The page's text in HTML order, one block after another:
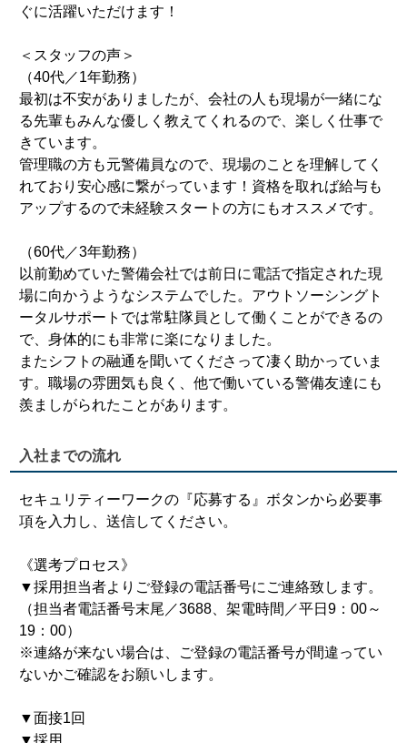
ぐに活躍いただけます！
＜スタッフの声＞
（40代／1年勤務）
最初は不安がありましたが、会社の人も現場が一緒にな
る先輩もみんな優しく教えてくれるので、楽しく仕事で
きています。
管理職の方も元警備員なので、現場のことを理解してく
れており安心感に繋がっています！資格を取れば給与も
アップするので未経験スタートの方にもオススメです。
（60代／3年勤務）
以前勤めていた警備会社では前日に電話で指定された現
場に向かうようなシステムでした。アウトソーシングト
ータルサポートでは常駐隊員として働くことができるの
で、身体的にも非常に楽になりました。
またシフトの融通を聞いてくださって凄く助かっていま
す。職場の雰囲気も良く、他で働いている警備友達にも
羨ましがられたことがあります。
入社までの流れ
セキュリティーワークの『応募する』ボタンから必要事
項を入力し、送信してください。
《選考プロセス》
▼採用担当者よりご登録の電話番号にご連絡致します。
（担当者電話番号末尾／3688、架電時間／平日9：00～
19：00）
※連絡が来ない場合は、ご登録の電話番号が間違ってい
ないかご確認をお願いします。
▼面接1回